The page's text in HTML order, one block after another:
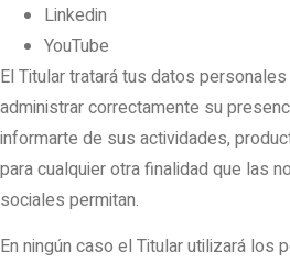
Linkedin
YouTube
El Titular tratará tus datos
administrar correctamente su
informarte de sus actividades,
para cualquier otra finalidad que las
sociales permitan.
En ningún caso el Titular utilizará los